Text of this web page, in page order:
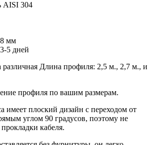
AISI 304
мм
5 дней
различная Длина профиля: 2,5 м., 2,7 м., и
профиля по вашим размерам.
имеет плоский дизайн с переходом от
углом 90 градусов, поэтому не
прокладки кабеля.